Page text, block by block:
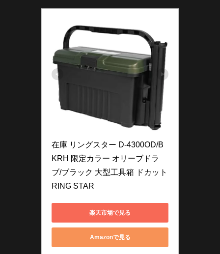
在庫 リングスター D-4300OD/B
KRH 限定カラー オリーブドラ
ブ/ブラック 大型工具箱 ドカット
RING STAR
楽天市場で見る
Amazonで見る